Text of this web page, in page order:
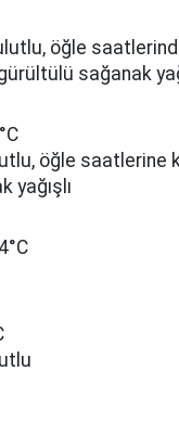
öğle
sağanak
öğle saatlerine
yağışlı